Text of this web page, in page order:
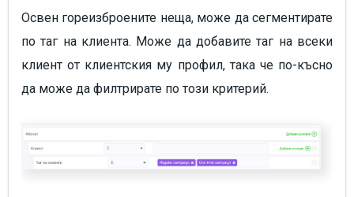
Освен гореизброените неща, може да сегментирате
по таг на клиента. Може да добавите таг на всеки
клиент от клиентския му профил, така че по-късно
да може да филтрирате по този критерий.